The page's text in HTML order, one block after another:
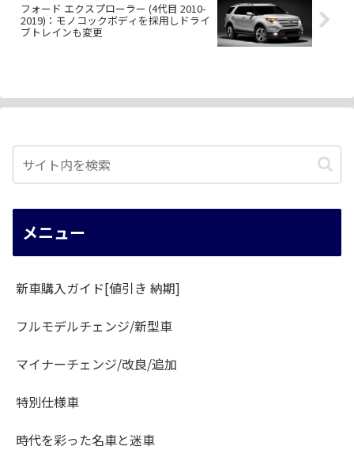
フォード エクスプローラー (4代目 2010-
2019)：モノコックボディを採用しドライ
ブトレインも変更
メニュー
新車購入ガイド[値引き 納期]
フルモデルチェンジ/新型車
マイナーチェンジ/改良/追加
特別仕様車
時代を彩った名車と迷車